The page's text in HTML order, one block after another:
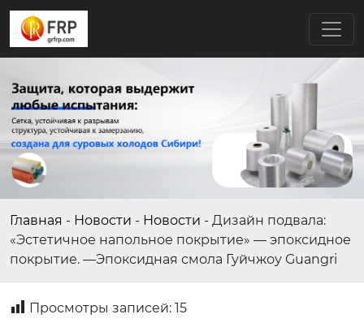
Главная - Новости - Новости - Дизайн подвала:
«Эстетичное напольное покрытие» — эпоксидное
покрытие. —Эпоксидная смола Гуйчжоу Guangri
Просмотры записей: 15